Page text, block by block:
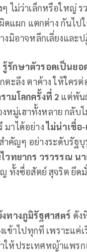
ๆ ไม่ว่าเล็กหรือใหญ่
แผก แตกต่าง กันไ
งมิอาจหลีกเลี่ยงและป
รู้รักษาตัวรอดเป็นยอ
ะลึง ตาค้าง ให้ใครต่
ามโลกครั้งที่ 2 แต่พัน
เฮาทั้งหลาย กลับไ
มาได้อย่างไม่น่าเชื่อ
ำคัญๆ อย่างระดับรัฐ
วทยากร วรวรรณ น
ทั้งซื่อสัตย์ สุจริต ยึด
ทางภูมิรัฐศาสตร์ ดัง
เข้าไปทุกที เพราะแค่
ให้ประเทศหญ้าแพร